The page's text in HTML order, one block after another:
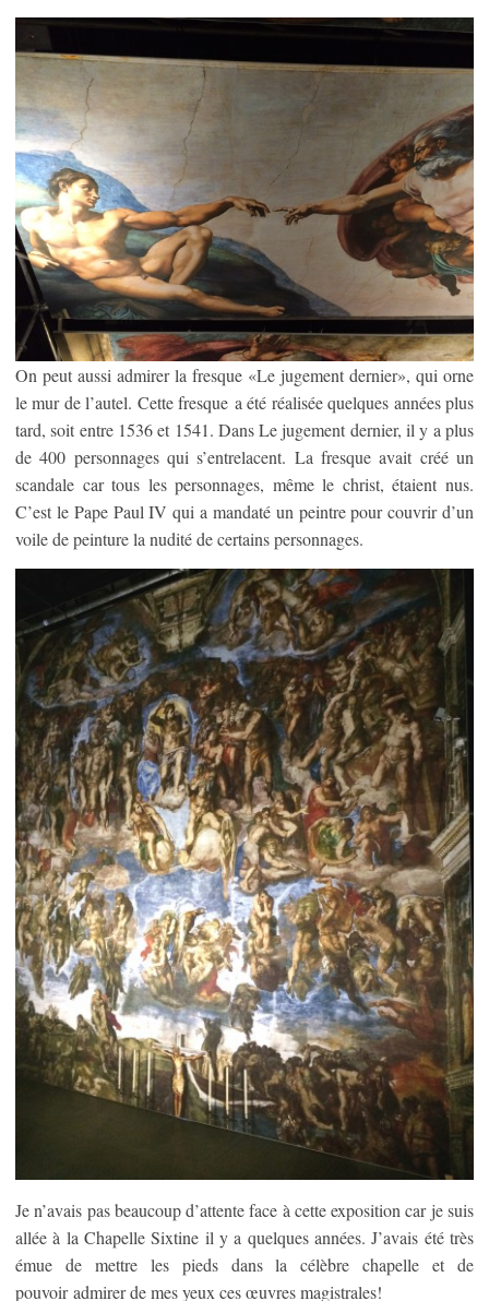
On peut aussi admirer la fresque «Le jugement dernier», qui orne
le mur de l’autel. Cette fresque a été réalisée quelques années plus
tard, soit entre 1536 et 1541. Dans Le jugement dernier, il y a plus
de 400 personnages qui s’entrelacent. La fresque avait créé un
scandale car tous les personnages, même le christ, étaient nus.
C’est le Pape Paul IV qui a mandaté un peintre pour couvrir d’un
voile de peinture la nudité de certains personnages.
Je n’avais pas beaucoup d’attente face à cette exposition car je suis
allée à la Chapelle Sixtine il y a quelques années. J’avais été très
émue de mettre les pieds dans la célèbre chapelle et de
pouvoir admirer de mes yeux ces œuvres magistrales!